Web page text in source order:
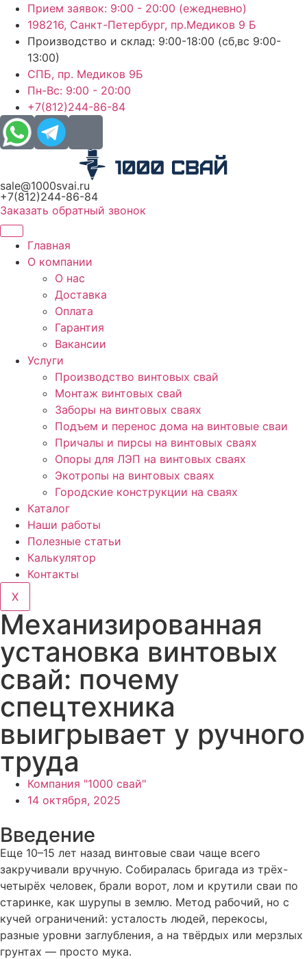
Перейти
содержимому
Прием заявок: 9:00 - 20:00 (ежедневно)
198216, Санкт-Петербург, пр.Медиков 9 Б
Производство и склад: 9:00-18:00 (сб,вс 9:00-
13:00)
СПБ, пр. Медиков 9Б
Пн-Вс: 9:00 - 20:00
+7(812)244-86-84
sale@1000svai.ru
+7(812)244-86-84
Заказать обратный звонок
Главная
О компании
О нас
Доставка
Оплата
Гарантия
Вакансии
Услуги
Производство винтовых свай
Монтаж винтовых свай
Заборы на винтовых сваях
Подъем и перенос дома на винтовые сваи
Причалы и пирсы на винтовых сваях
Опоры для ЛЭП на винтовых сваях
Экотропы на винтовых сваях
Городские конструкции на сваях
Каталог
Наши работы
Полезные статьи
Калькулятор
Контакты
X
Механизированная
установка винтовых
свай: почему
спецтехника
выигрывает у ручного
труда
Компания "1000 свай"
14 октября, 2025
Введение
Еще 10–15 лет назад винтовые сваи чаще всего
закручивали вручную. Собиралась бригада из трёх-
четырёх человек, брали ворот, лом и крутили сваи по
старинке, как шурупы в землю. Метод рабочий, но с
кучей ограничений: усталость людей, перекосы,
разные уровни заглубления, а на твёрдых или мерзлых
грунтах — просто мука.